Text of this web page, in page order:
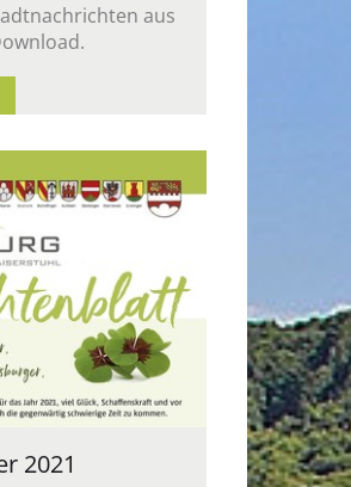
aus
2021